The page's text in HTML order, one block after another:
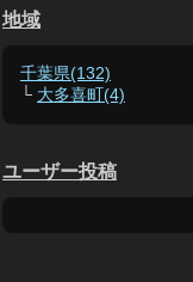
地域
千葉県(132)
└ 大多喜町(4)
ユーザー投稿